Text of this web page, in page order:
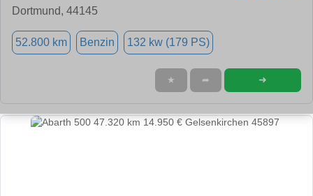
Dortmund, 44145
52.800 km Benzin 132 kw (179 PS)
★ ➦ ➜